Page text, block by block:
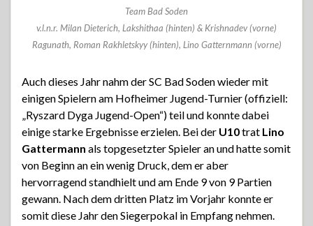
Team Bad Soden
v.l.n.r. Milan Dieterich, Lakshithaa (hinten) & Krishnadev (vorne)
Ragunath, Roman Rakhletskyy (hinten), Lino Gatternmann (vorne)
Auch dieses Jahr nahm der SC Bad Soden wieder mit
einigen Spielern am Hofheimer Jugend-Turnier (offiziell:
„Ryszard Dyga Jugend-Open“) teil und konnte dabei
einige starke Ergebnisse erzielen. Bei der U10trat Lino
Gattermann als topgesetzter Spieler an und hatte somit
von Beginn an ein wenig Druck, dem er aber
hervorragend standhielt und am Ende 9 von 9 Partien
gewann. Nach dem dritten Platz im Vorjahr konnte er
somit diese Jahr den Siegerpokal in Empfang nehmen.